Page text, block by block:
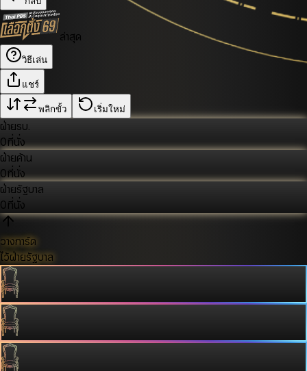
ล่าสุด
วิธีเล่น
แชร์
พลิกขั้ว เริ่มใหม่
ฝ่ายรบ.
0ที่นั่ง
ฝ่ายค้าน
0ที่นั่ง
ฝ่ายรัฐบาล
0ที่นั่ง
วางการ์ด
ไว้ฝ่ายรัฐบาล